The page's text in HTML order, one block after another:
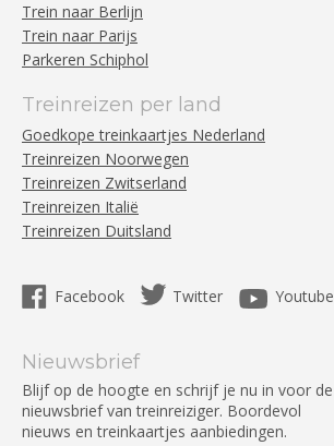
Trein naar Berlijn
Trein naar Parijs
Parkeren Schiphol
Treinreizen per land
Goedkope treinkaartjes Nederland
Treinreizen Noorwegen
Treinreizen Zwitserland
Treinreizen Italië
Treinreizen Duitsland
Facebook Twitter Youtube
Nieuwsbrief
Blijf op de hoogte en schrijf je nu in voor de
nieuwsbrief van treinreiziger. Boordevol
nieuws en treinkaartjes aanbiedingen.